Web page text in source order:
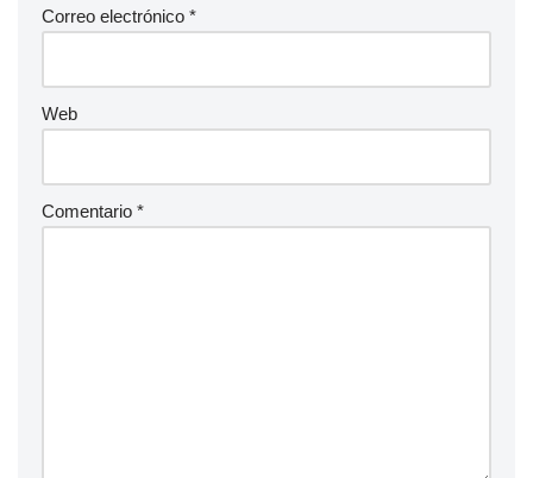
Correo electrónico *
Web
Comentario *